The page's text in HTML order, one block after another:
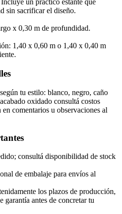
Incluye un práctico estante que
sin sacrificar el diseño.
x 0,30 m de profundidad.
1,40 x 0,60 m o 1,40 x 0,40 m
tu estilo: blanco, negro, caño
oxidado consultá costos
comentarios u observaciones al
consultá disponibilidad de stock
de embalaje para envíos al
los plazos de producción,
garantía antes de concretar tu